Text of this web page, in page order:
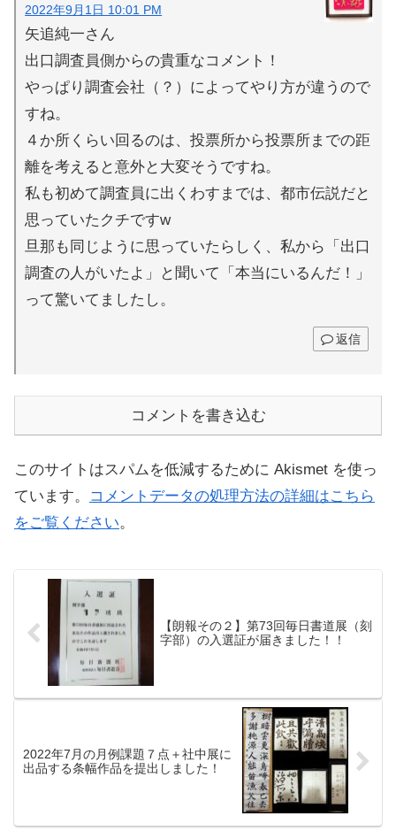
2022年9月1日 10:01 PM
矢追純一さん
出口調査員側からの貴重なコメント！
やっぱり調査会社（？）によってやり方が違うので
すね。
４か所くらい回るのは、投票所から投票所までの距
離を考えると意外と大変そうですね。
私も初めて調査員に出くわすまでは、都市伝説だと
思っていたクチですw
旦那も同じように思っていたらしく、私から「出口
調査の人がいたよ」と聞いて「本当にいるんだ！」
って驚いてましたし。
返信
コメントを書き込む
このサイトはスパムを低減するために Akismet を使っ
ています。
コメントデータの処理方法の詳細はこちら
をご覧ください。
【朗報その２】第73回毎日書道展（刻
字部）の入選証が届きました！！
2022年7月の月例課題７点＋社中展に
出品する条幅作品を提出しました！